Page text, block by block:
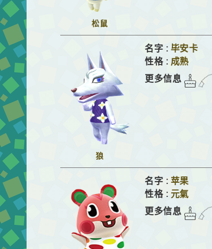
松鼠
狼
名字 : 毕安卡
性格 : 成熟
更多信息
名字 : 苹果
性格 : 元氣
更多信息